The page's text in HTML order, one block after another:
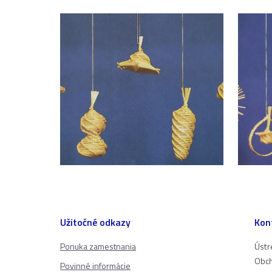
Užitočné odkazy
Ponuka zamestnania
Povinné informácie